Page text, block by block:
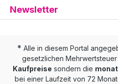
Newsletter
* Alle in diesem Portal
gesetzlichen
Kaufpreise sondern die
bei einer Laufzeit von 72